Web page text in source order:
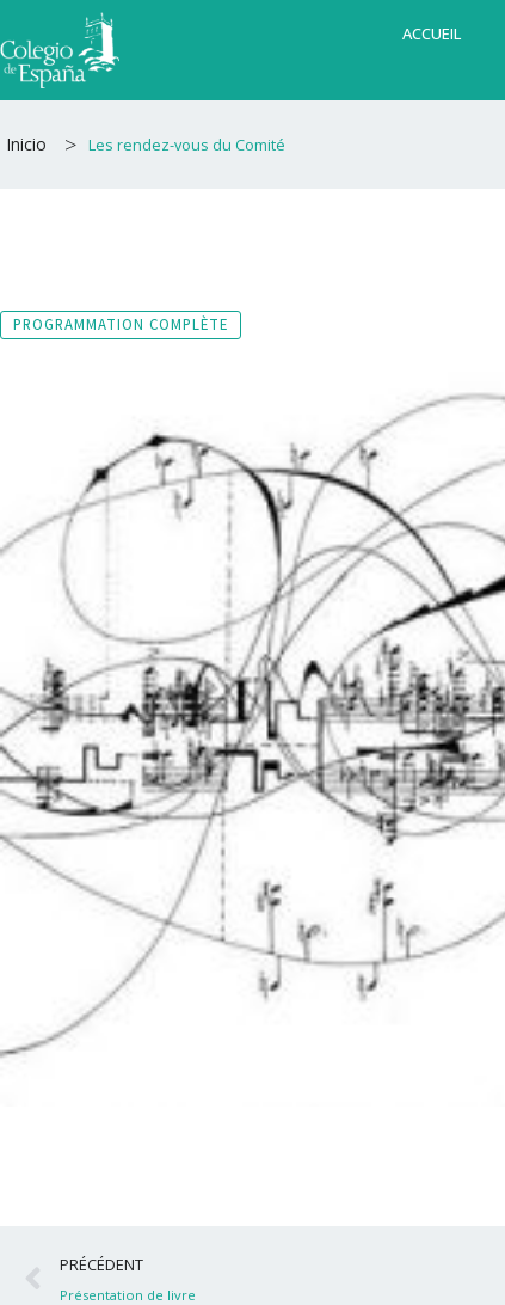
au
contenu
ACCUEIL
Inicio > Les rendez-vous du Comité
PROGRAMMATION COMPLÈTE
Précédent
PRÉCÉDENT
Présentation de livre